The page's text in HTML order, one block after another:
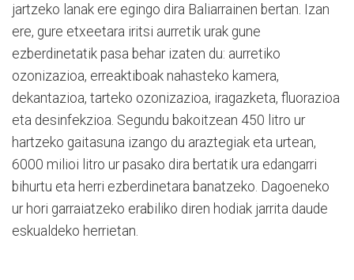
jartzeko lanak ere egingo dira Baliarrainen bertan. Izan
ere, gure etxeetara iritsi aurretik urak gune
ezberdinetatik pasa behar izaten du: aurretiko
ozonizazioa, erreaktiboak nahasteko kamera,
dekantazioa, tarteko ozonizazioa, iragazketa, fluorazioa
eta desinfekzioa. Segundu bakoitzean 450 litro ur
hartzeko gaitasuna izango du araztegiak eta urtean,
6000 milioi litro ur pasako dira bertatik ura edangarri
bihurtu eta herri ezberdinetara banatzeko. Dagoeneko
ur hori garraiatzeko erabiliko diren hodiak jarrita daude
eskualdeko herrietan.